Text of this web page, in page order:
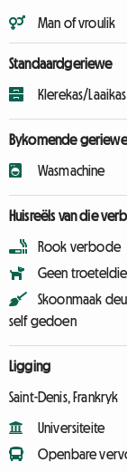
Man of vroulik
Standaardgeriewe
Klerekas/Laaikas
Bykomende geriewe
Wasmachine
Huisreëls van die
Rook verbode
Geen
Skoonmaak
self gedoen
Ligging
Saint-Denis, Frankryk
Universiteite
Openbare